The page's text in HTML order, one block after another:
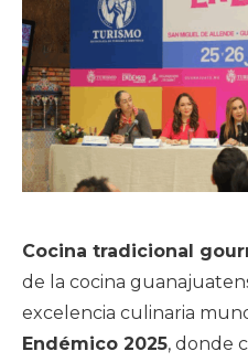
Cocina tradicional
de la cocina
excelencia culinaria
Endémico 2025, donde